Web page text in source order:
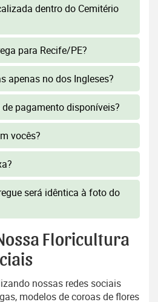
dentro do Cemitério
para Recife/PE?
apenas no dos Ingleses?
pagamento disponíveis?
vocês?
será idêntica à foto do
Floricultura
nossas redes sociais
modelos de coroas de flores